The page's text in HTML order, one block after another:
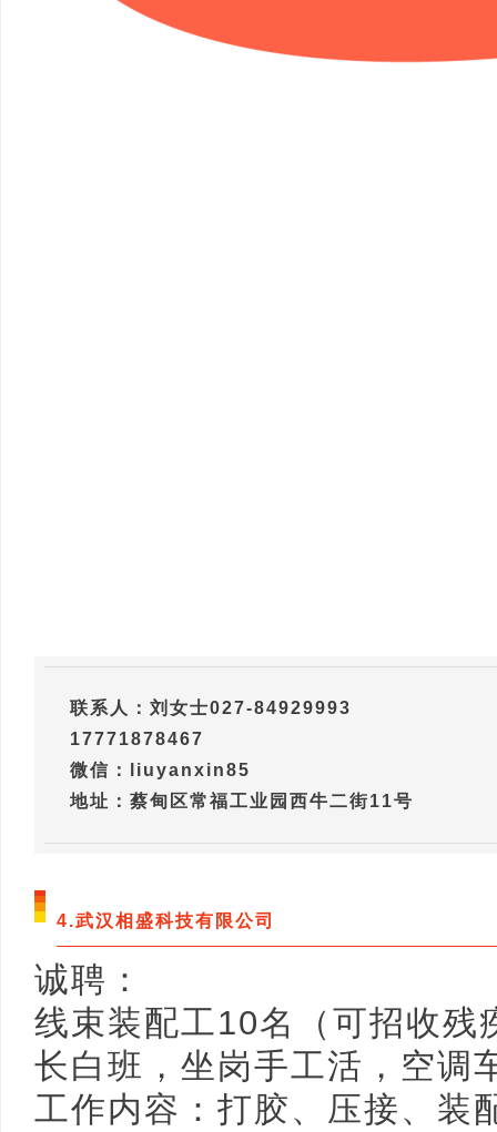
联系人：刘女士027-84929993
17771878467
微信：liuyanxin85
地址：蔡甸区常福工业园西牛二街11号
4.武汉相盛科技有限公司
诚聘：
线束装配工10名（可招收残
长白班，坐岗手工活，空调
工作内容：打胶、压接、装